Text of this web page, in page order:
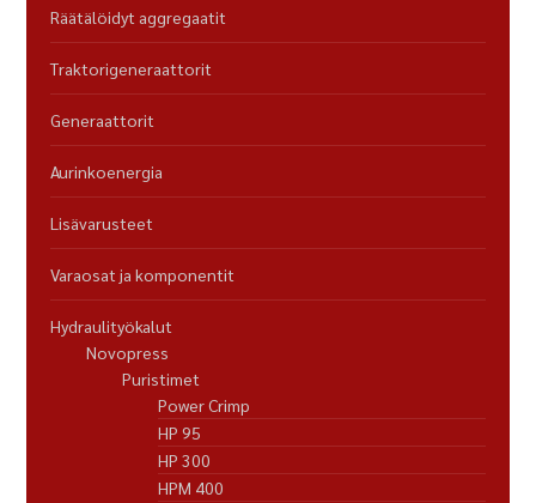
Räätälöidyt aggregaatit
Traktorigeneraattorit
Generaattorit
Aurinkoenergia
Lisävarusteet
Varaosat ja komponentit
Hydraulityökalut
Novopress
Puristimet
Power Crimp
HP 95
HP 300
HPM 400